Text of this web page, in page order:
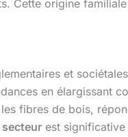
Cette origine
et
en élargissant
fibres de bois,
secteur est